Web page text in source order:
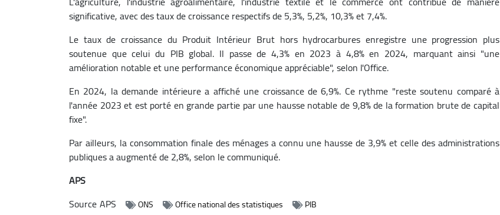
significative, avec des taux de croissance respectifs de 5,3%, 5,2%, 10,3% et 7,4%.
Le taux de croissance du Produit Intérieur Brut hors hydrocarbures enregistre une progression plus
soutenue que celui du PIB global. Il passe de 4,3% en 2023 à 4,8% en 2024, marquant ainsi "une
amélioration notable et une performance économique appréciable", selon l'Office.
En 2024, la demande intérieure a affiché une croissance de 6,9%. Ce rythme "reste soutenu comparé à
l'année 2023 et est porté en grande partie par une hausse notable de 9,8% de la formation brute de capital
fixe".
Par ailleurs, la consommation finale des ménages a connu une hausse de 3,9% et celle des administrations
publiques a augmenté de 2,8%, selon le communiqué.
APS
SourceAPS ONS Office national des statistiques PIB